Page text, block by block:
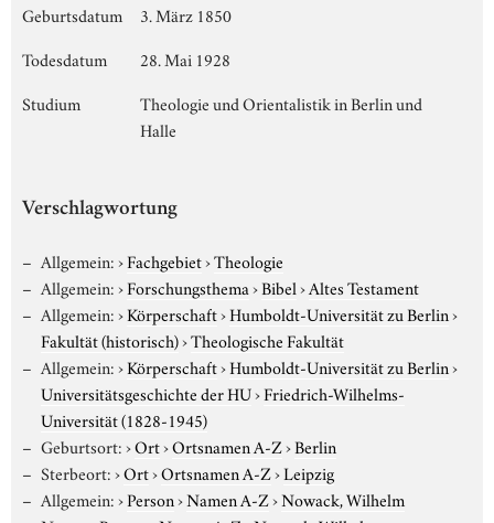
Geburtsdatum
3. März 1850
Todesdatum
28. Mai 1928
Studium
Theologie und Orientalistik in Berlin und
Halle
Verschlagwortung
Allgemein:›Fachgebiet›Theologie
Allgemein:›Forschungsthema›Bibel›Altes Testament
Allgemein:›Körperschaft›Humboldt-Universität zu Berlin›
Fakultät (historisch)›Theologische Fakultät
Allgemein:›Körperschaft›Humboldt-Universität zu Berlin›
Universitätsgeschichte der HU›Friedrich-Wilhelms-
Universität (1828-1945)
Geburtsort:›Ort›Ortsnamen A-Z›Berlin
Sterbeort:›Ort›Ortsnamen A-Z›Leipzig
Allgemein:›Person›Namen A-Z›Nowack, Wilhelm